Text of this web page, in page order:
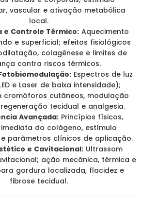
vascular e ativação metabólica
local.
e Controle Térmico:Aquecimento
e superficial; efeitos fisiológicos
colagênese e limites de
contra riscos térmicos.
Espectros de luz
e Laser de baixa intensidade);
cromóforos cutâneos, modulação
tecidual e analgesia.
Avançada:Princípios físicos,
do colágeno, estímulo
parâmetros clínicos de aplicação.
e Cavitacional:Ultrassom
ação mecânica, térmica e
gordura localizada, flacidez e
fibrose tecidual.